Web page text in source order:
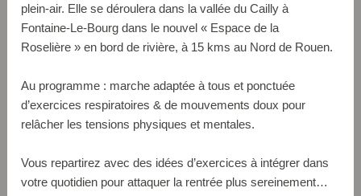
plein-air. Elle se déroulera dans la vallée du Cailly à
Fontaine-Le-Bourg dans le nouvel « Espace de la
Roselière » en bord de rivière, à 15 kms au Nord de Rouen.
Au programme : marche adaptée à tous et ponctuée
d’exercices respiratoires & de mouvements doux pour
relâcher les tensions physiques et mentales.
Vous repartirez avec des idées d’exercices à intégrer dans
votre quotidien pour attaquer la rentrée plus sereinement…